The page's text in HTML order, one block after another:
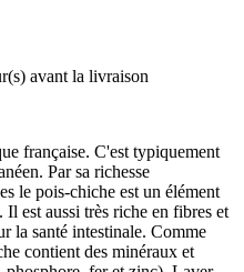
avant la livraison
française. C'est typiquement
Par sa richesse
le pois-chiche est un élément
est aussi très riche en fibres et
la santé intestinale. Comme
contient des minéraux et